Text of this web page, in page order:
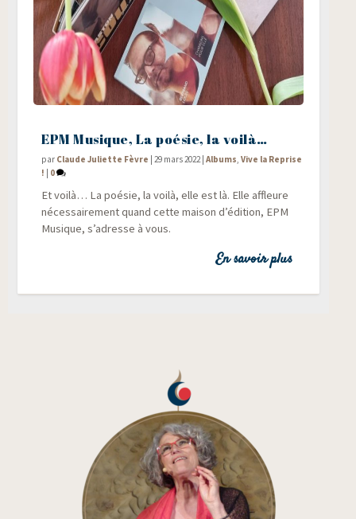
EPM Musique, La poésie, la voilà…
par Claude Juliette Fèvre |29 mars 2022 |Albums ,Vive la Reprise
! | 0
Et voi­là… La poé­sie, la voi­là, elle est là. Elle affleure
néces­sai­re­ment quand cette mai­son d’édition, EPM
Musique, s’adresse à vous.
En savoir plus